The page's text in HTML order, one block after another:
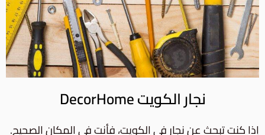
نجار الكويت DecorHome
إذا كنت تبحث عن نجار في الكويت، فأنت في المكان الصحيح.